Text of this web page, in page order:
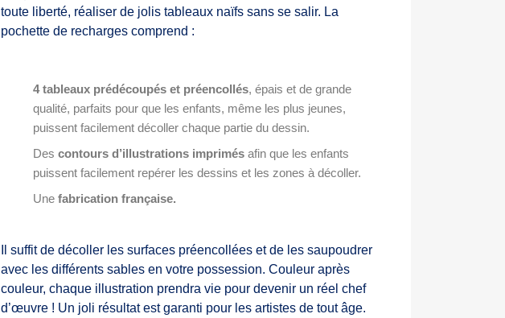
toute liberté, réaliser de jolis tableaux naïfs sans se salir. La
pochette de recharges comprend :
4 tableaux prédécoupés et préencollés, épais et de grande
qualité, parfaits pour que les enfants, même les plus jeunes,
puissent facilement décoller chaque partie du dessin.
Des contours d’illustrations imprimés afin que les enfants
puissent facilement repérer les dessins et les zones à décoller.
Une fabrication française.
Il suffit de décoller les surfaces préencollées et de les saupoudrer
avec les différents sables en votre possession. Couleur après
couleur, chaque illustration prendra vie pour devenir un réel chef
d’œuvre ! Un joli résultat est garanti pour les artistes de tout âge.